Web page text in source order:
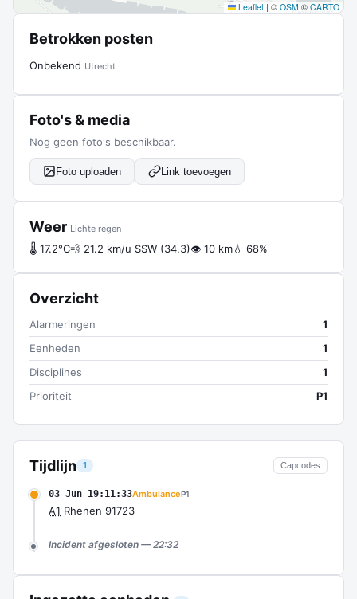
Tijdlijn 1 Capcodes
03 Jun 19:11:33AmbulanceP1
A1 Rhenen 91723
Incident afgesloten — 22:32
Leaflet | © OSM © CARTO
Betrokken posten
Onbekend Utrecht
Foto's & media
Nog geen foto's beschikbaar.
Foto uploaden Link toevoegen
Weer Lichte regen
🌡 17.2°C💨 21.2 km/u SSW (34.3)👁 10 km💧 68%
Overzicht
Alarmeringen
1
Eenheden
1
Disciplines
1
Prioriteit
P1